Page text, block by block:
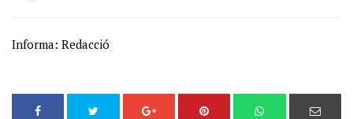
Informa: Redacció